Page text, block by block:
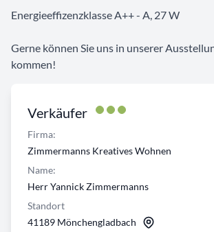
Verkäufer
Firma:
Zimmermanns Kreatives Wohnen
Name:
Herr Yannick Zimmermanns
Standort
41189 Mönchengladbach
Energieeffizenzklasse A++ - A, 27 W
Gerne können Sie uns in unserer
kommen!